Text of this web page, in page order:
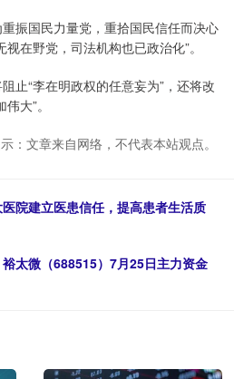
国民力量党，重拾国民信任而决心
在野党，司法机构也已政治化”。
“李在明政权的任意妄为”，还将改
大”。
：文章来自网络，不代表本站观点。
院建立医患信任，提高患者生活质
太微（688515）7月25日主力资金